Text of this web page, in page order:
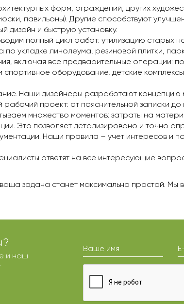
форм, ограждений, других
павильоны). Другие способствуют
дизайн и быструю установку.
полный цикл работ: утилизацию старых
по укладке линолеума, резиновой плитки,
включая все предварительные операции:
спортивное оборудование, детские
Наши дизайнеры разработают концепцию
проект: от пояснительной записки
множество моментов: затраты на
Это позволяет детализировано и точно
Наши правила – учет интересов и
ответят на все интересующие
задача станет максимально простой. Мы
и наш
Ваше имя